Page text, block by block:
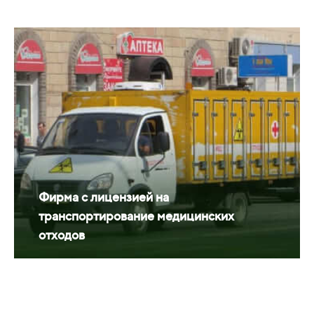
Фирма с лицензией на
транспортирование медицинских
отходов